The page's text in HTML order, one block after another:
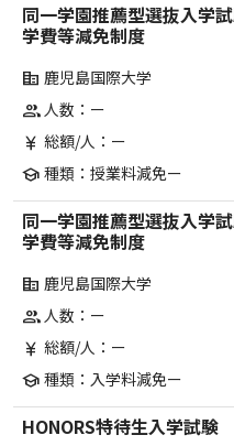
同一学園推薦型選抜入学
学費等減免制度
corporate_fare 鹿児島国際大学
group人数：ー
currency_yen 総額/人：ー
school 種類：授業料減免ー
同一学園推薦型選抜入学
学費等減免制度
corporate_fare 鹿児島国際大学
group人数：ー
currency_yen 総額/人：ー
school 種類：入学料減免ー
HONORS特待生入学試験